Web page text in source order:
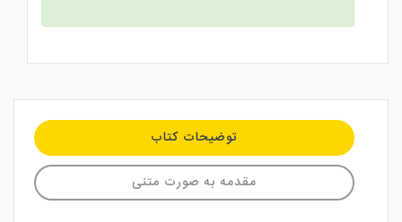
توضیحات کتاب
مقدمه به صورت متنی